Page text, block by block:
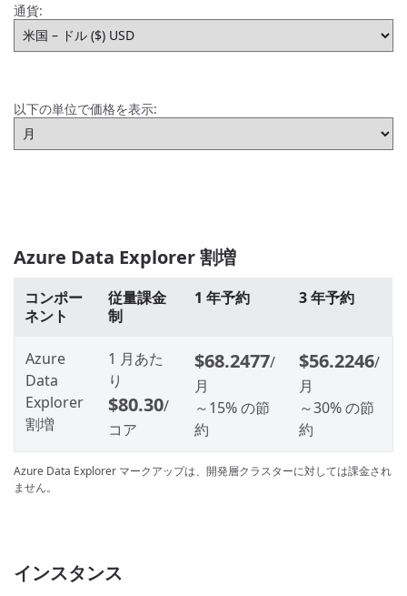
通貨:
以下の単位で価格を表示:
Azure Data Explorer 割増
コンポー
ネント
従量課金
制
1 年予約 3 年予約
Azure
Data
Explorer
割増
1 月あた
り
$80.30/
コア
$68.2477/
月
～15% の節
約
$56.2246/
月
～30% の節
約
Azure Data Explorer マークアップは、開発層クラスターに対しては課金され
ません。
インスタンス